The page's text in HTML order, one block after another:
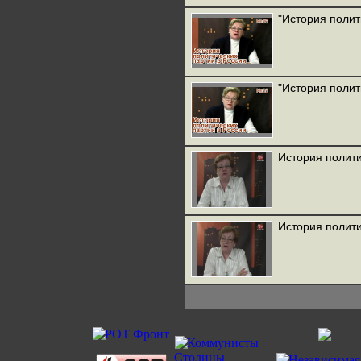
"История
"История
История
История